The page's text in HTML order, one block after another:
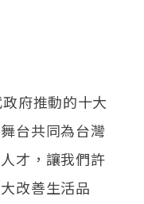
府推動的十大
台共同為台灣
才，讓我們許
改善生活品